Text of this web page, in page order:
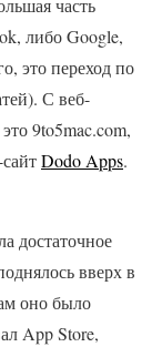
часть
либо Google,
это переход по
С веб-
9to5mac.com,
Dodo Apps.
достаточное
вверх в
оно было
App Store,